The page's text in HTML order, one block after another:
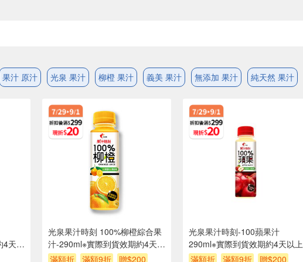
果汁 原汁 光泉 果汁 柳橙 果汁 義美 果汁 無添加 果汁 純天然 果汁
4天以
光泉果汁時刻 100%柳橙綜合果
汁-290ml※實際到貨效期約4天以
上
滿額折 滿額9折 贈$200
光泉果汁時刻-100蘋果汁
290ml※實際到貨效期約4天以上
滿額折
滿額9折 贈$200